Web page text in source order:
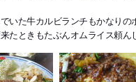
いた牛カルビランチもかなり
たときもたぶんオムライス頼ん